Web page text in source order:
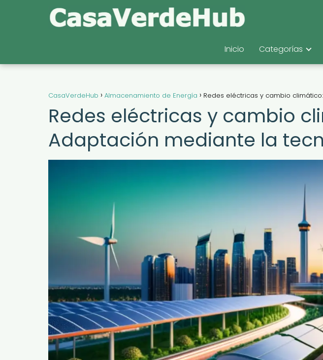
Inicio Categorías
CasaVerdeHub Almacenamiento de Energía Redes eléctricas y cambio
Redes eléctricas y cambio
Adaptación mediante la